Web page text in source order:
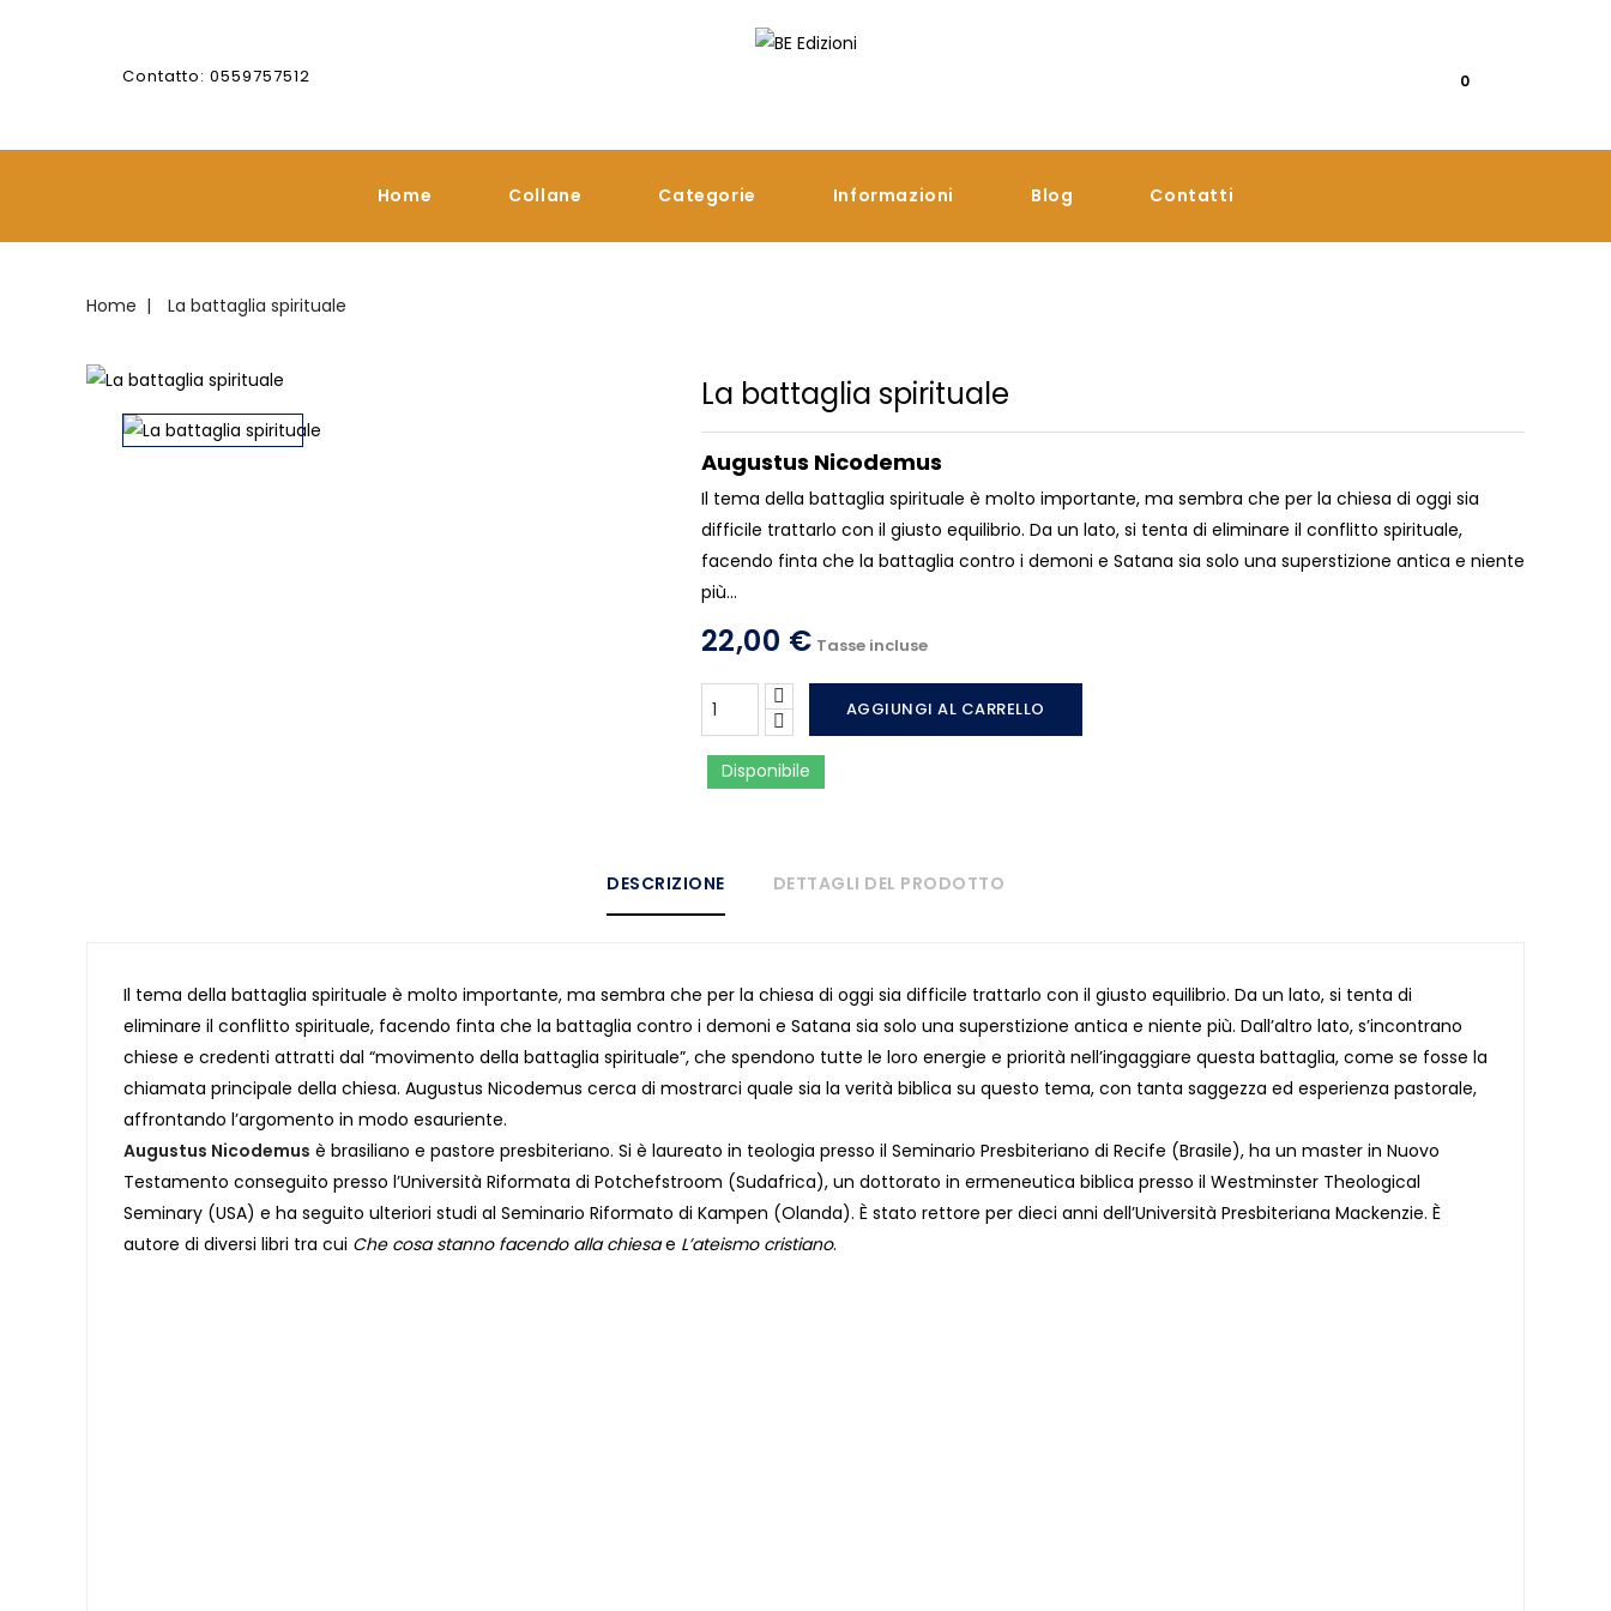
Contatto: 0559757512 0
Home Collane Categorie Informazioni Blog Contatti
Home La battaglia spirituale
La battaglia spirituale
Augustus Nicodemus
Il tema della battaglia spirituale è molto importante, ma sembra che per la chiesa di oggi sia
difficile trattarlo con il giusto equilibrio. Da un lato, si tenta di eliminare il conflitto spirituale,
facendo finta che la battaglia contro i demoni e Satana sia solo una superstizione antica e niente
più...
22,00 € Tasse incluse
AGGIUNGI AL CARRELLO
Disponibile
DESCRIZIONE DETTAGLI DEL PRODOTTO
Il tema della battaglia spirituale è molto importante, ma sembra che per la chiesa di oggi sia difficile trattarlo con il giusto equilibrio. Da un lato, si tenta di
eliminare il conflitto spirituale, facendo finta che la battaglia contro i demoni e Satana sia solo una superstizione antica e niente più. Dall’altro lato, s’incontrano
chiese e credenti attratti dal “movimento della battaglia spirituale”, che spendono tutte le loro energie e priorità nell’ingaggiare questa battaglia, come se fosse la
chiamata principale della chiesa. Augustus Nicodemus cerca di mostrarci quale sia la verità biblica su questo tema, con tanta saggezza ed esperienza pastorale,
affrontando l’argomento in modo esauriente.
Augustus Nicodemus è brasiliano e pastore presbiteriano. Si è laureato in teologia presso il Seminario Presbiteriano di Recife (Brasile), ha un master in Nuovo
Testamento conseguito presso l’Università Riformata di Potchefstroom (Sudafrica), un dottorato in ermeneutica biblica presso il Westminster Theological
Seminary (USA) e ha seguito ulteriori studi al Seminario Riformato di Kampen (Olanda). È stato rettore per dieci anni dell’Università Presbiteriana Mackenzie. È
autore di diversi libri tra cui Che cosa stanno facendo alla chiesae L’ateismo cristiano.